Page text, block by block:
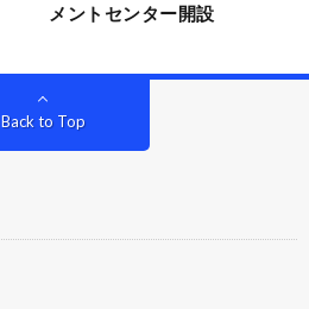
メントセンター開設
Back to Top